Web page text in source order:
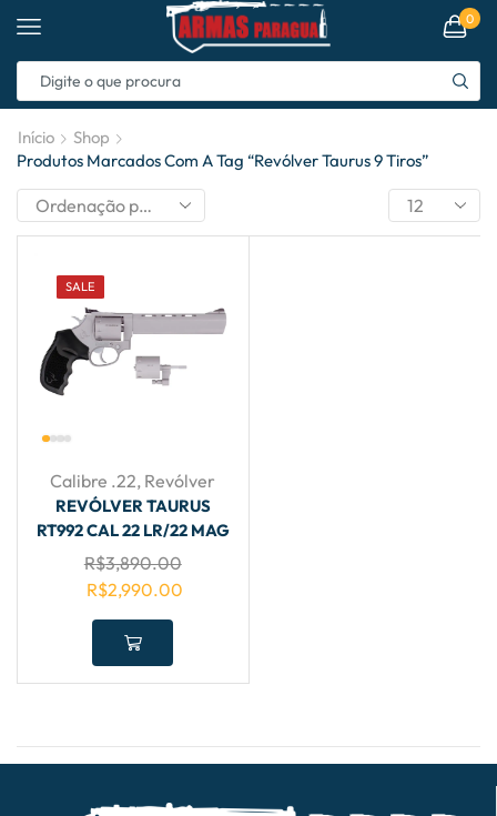
0
Início
Shop
Produtos Marcados Com A Tag “revólver Taurus 9 Tiros”
SALE
Calibre .22, Revólver
REVÓLVER TAURUS
RT992 CAL 22 LR/22 MAG
R$3,890.00
R$2,990.00